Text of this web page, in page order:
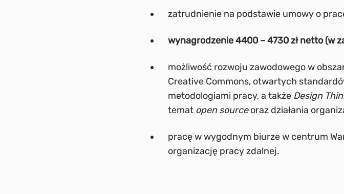
zatrudnienie na podstawie umowy o
wynagrodzenie 4400 – 4730 zł netto (w
możliwość rozwoju zawodowego w
Creative Commons, otwartych
metodologiami pracy, a także Design
temat open sourceoraz działania
pracę w wygodnym biurze w centrum
organizację pracy zdalnej.